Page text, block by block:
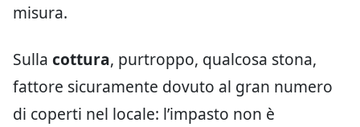
misura.
Sulla cottura, purtroppo, qualcosa stona,
fattore sicuramente dovuto al gran numero
di coperti nel locale: l’impasto non è